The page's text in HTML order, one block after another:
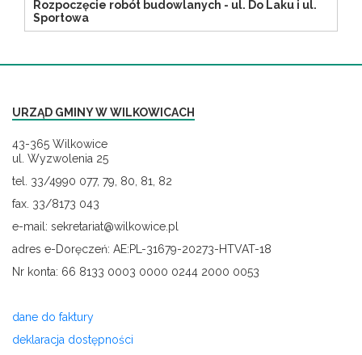
Rozpoczęcie robót budowlanych - ul. Do Laku i ul.
Sportowa
URZĄD GMINY W WILKOWICACH
43-365 Wilkowice
ul. Wyzwolenia 25
tel. 33/4990 077, 79, 80, 81, 82
fax. 33/8173 043
e-mail: sekretariat@wilkowice.pl
adres e-Doręczeń: AE:PL-31679-20273-HTVAT-18
Nr konta: 66 8133 0003 0000 0244 2000 0053
dane do faktury
deklaracja dostępności